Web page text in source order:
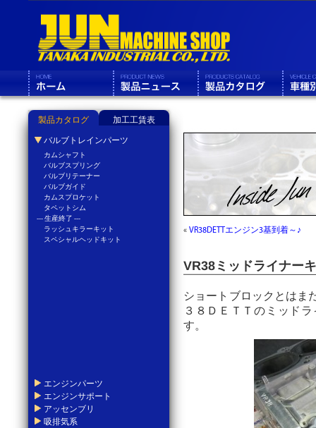
« VR38DETTエンジン3基到着～♪
VR38ミッドライナー
ショートブロックとはま
３８ＤＥＴＴのミッド
す。
製品カタログ 加工工賃表
バルブトレインパーツ
カムシャフト
バルブスプリング
バルブリテーナー
バルブガイド
カムスプロケット
タペットシム
--- 生産終了 ---
ラッシュキラーキット
スペシャルヘッドキット
エンジンパーツ
エンジンサポート
アッセンブリ
吸排気系